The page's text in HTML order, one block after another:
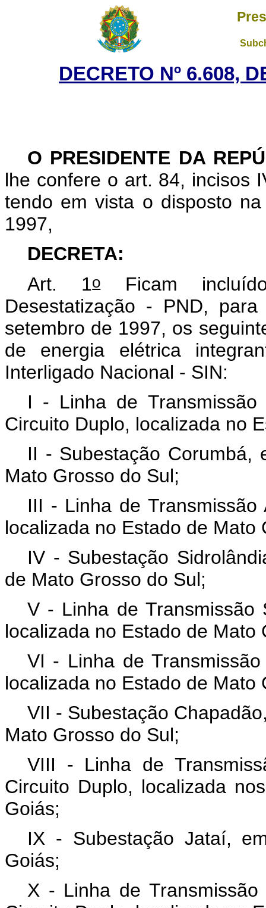
DECRETO Nº 6.608,
O PRESIDENTE DA
lhe confere o art. 84, incisos
tendo em vista o disposto
1997,
DECRETA:
Art. 1oFicam
Desestatização - PND,
setembro de 1997, os
de energia elétrica
Interligado Nacional - SIN:
I - Linha de
Circuito Duplo, localizada no
II - Subestação Corumbá,
Mato Grosso do Sul;
III - Linha de
localizada no Estado de Mato
IV - Subestação
de Mato Grosso do Sul;
V - Linha de Transmissão
localizada no Estado de Mato
VI - Linha de
localizada no Estado de Mato
VII - Subestação
Mato Grosso do Sul;
VIII - Linha de
Circuito Duplo, localizada
Goiás;
IX - Subestação Jataí,
Goiás;
X - Linha de